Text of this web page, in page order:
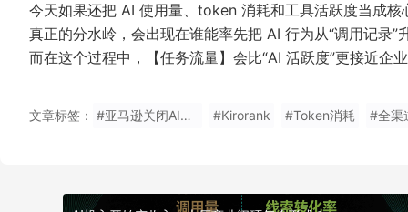
今天如果还把 AI 使用量、token 消耗和工具活跃度当成
真正的分水岭，会出现在谁能率先把 AI 行为从“调用记录
而在这个过程中，【任务流量】会比“AI 活跃度”更接近企
文章标签： #亚马逊关闭AI榜单 #Kirorank #Token消耗 #全渠